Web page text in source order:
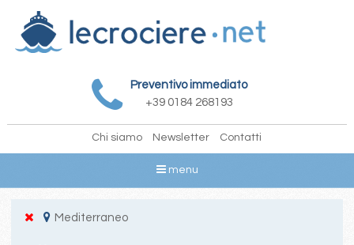
Preventivo immediato
+39 0184 268193
Chi siamo Newsletter Contatti
menu
Mediterraneo